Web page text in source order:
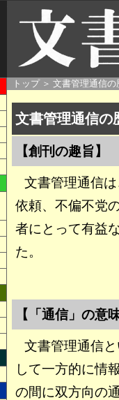
トップ ＞ 文書管理通信の
文書管理通信の
【創刊の趣旨】
文書管理通信
依頼、不偏不党
者にとって有益
た。
【「通信」の意
文書管理通信
して一方的に情
の間に双方向の